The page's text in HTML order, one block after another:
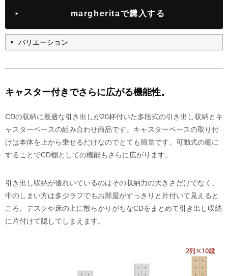
margheritaで購入する
バリエーション
キャスター付きでさらに広がる機能性。
CDの収納に最適な引き出しが20杯付いた多段式の引き出し収納とキ
ャスターベースの組み合わせ商品です。キャスターベースの取り付
けは本体を上から乗せるだけなのでとても簡単です。可動式の棚に
することでCD棚としての機能もさらに広がります。
引き出し収納が優れいているのはその収納力の大きさだけでなく、
中のしまい方は多少ラフでもお部屋がすっきりと片付いて見えると
ころ。デスクや床の上に散らかりがちなCDをまとめて引き出し収納
に片付けて隠してしまえます。